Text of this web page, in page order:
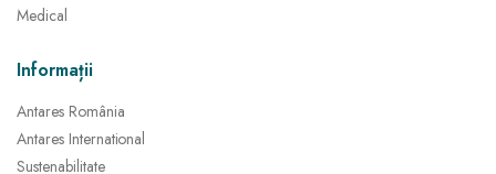
Medical
Informații
Antares România
Antares International
Sustenabilitate